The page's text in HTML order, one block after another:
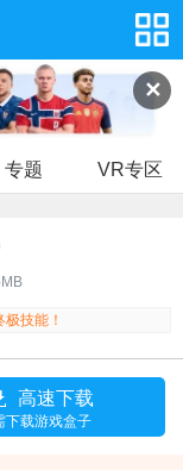
✕
专题 VR专区
技能！
高速下载
下载游戏盒子